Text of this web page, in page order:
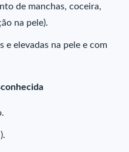
de manchas, coceira,
na pele).
e elevadas na pele e com